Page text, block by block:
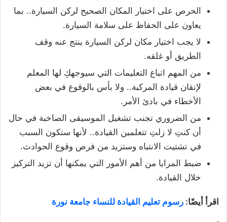
الحرص على اختيار المكان الصحيح لركن السيارة.. بما
يعاون على الحفاظ على سلامة السيارة.
لا يجب اختيار مكان لركن السيارة ينتج عنه وقف
الطريق أو غلقه.
من المهم اتباع التعليمات التي سيوجهكِ لها المعلم
لإتقان قيادة المركبة.. ولا بأس بالوقوع في بعض
الأخطاء في بادئ الأمر.
من الضروري تجنب تشغيل الموسيقى الصاخبة في حال
أن كنتِ لا زلتِ تتعلمين القيادة.. لأنها ستكون السبب
في تشتيت الانتباه وستزيد من فرص وقوع الحوادث.
ضبط المرايا من أهم الأمور التي يمكنها أن تزيد التركيز
خلال القيادة.
اقرأ أيضًا: رسوم تعليم القيادة للنساء جامعة نورة